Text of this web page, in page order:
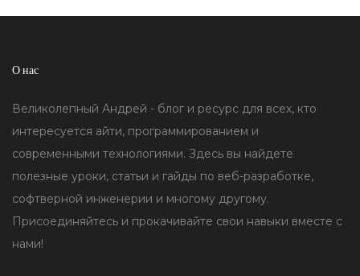
О нас
Великолепный Андрей - блог и ресурс для всех, кто
интересуется айти, программированием и
современными технологиями. Здесь вы найдете
полезные уроки, статьи и гайды по веб-разработке,
софтверной инженерии и многому другому.
Присоединяйтесь и прокачивайте свои навыки вместе с
нами!